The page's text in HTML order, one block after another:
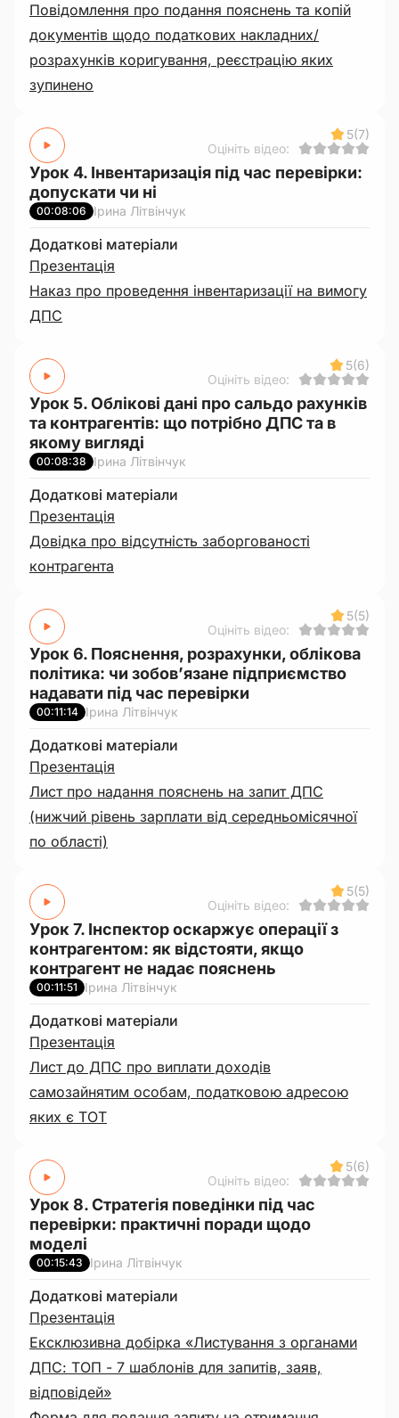
Повідомлення про подання пояснень та копій
документів щодо податкових накладних/
розрахунків коригування, реєстрацію яких
зупинено
5(7)
Оцініть відео:
Урок 4. Інвентаризація під час перевірки:
допускати чи ні
00:08:06 Ірина Літвінчук
Додаткові матеріали
Презентація
Наказ про проведення інвентаризації на вимогу
ДПС
5(6)
Оцініть відео:
Урок 5. Облікові дані про сальдо рахунків
та контрагентів: що потрібно ДПС та в
якому вигляді
00:08:38 Ірина Літвінчук
Додаткові матеріали
Презентація
Довідка про відсутність заборгованості
контрагента
5(5)
Оцініть відео:
Урок 6. Пояснення, розрахунки, облікова
політика: чи зобов’язане підприємство
надавати під час перевірки
00:11:14 Ірина Літвінчук
Додаткові матеріали
Презентація
Лист про надання пояснень на запит ДПС
(нижчий рівень зарплати від середньомісячної
по області)
5(5)
Оцініть відео:
Урок 7. Інспектор оскаржує операції з
контрагентом: як відстояти, якщо
контрагент не надає пояснень
00:11:51 Ірина Літвінчук
Додаткові матеріали
Презентація
Лист до ДПС про виплати доходів
самозайнятим особам, податковою адресою
яких є ТОТ
5(6)
Оцініть відео:
Урок 8. Стратегія поведінки під час
перевірки: практичні поради щодо
моделі
00:15:43 Ірина Літвінчук
Додаткові матеріали
Презентація
Ексклюзивна добірка «Листування з органами
ДПС: ТОП - 7 шаблонів для запитів, заяв,
відповідей»